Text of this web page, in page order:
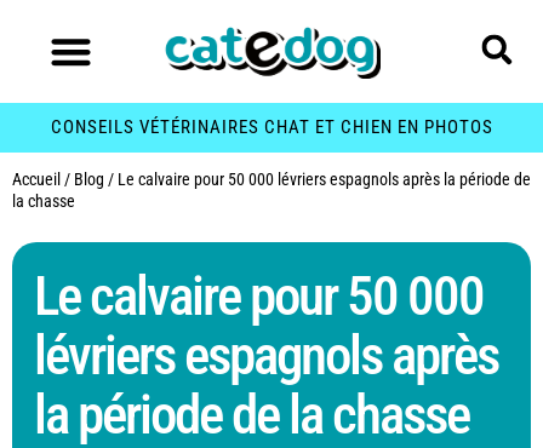
CONSEILS VÉTÉRINAIRES CHAT ET CHIEN EN PHOTOS
Accueil / Blog / Le calvaire pour 50 000 lévriers espagnols après la période de
la chasse
Le calvaire pour 50 000
lévriers espagnols après
la période de la chasse